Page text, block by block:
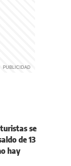
se
de 13
hay